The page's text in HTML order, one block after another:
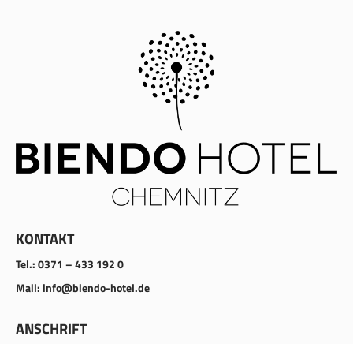
KONTAKT
Tel.: 0371 – 433 192 0
Mail: info@biendo-hotel.de
ANSCHRIFT